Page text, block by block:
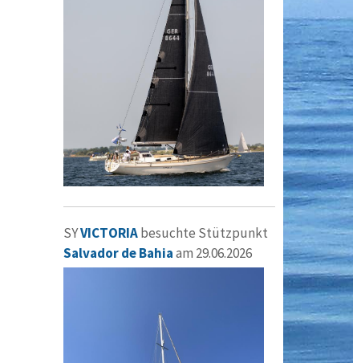
SYVICTORIAbesuchte Stützpunkt
Salvador de Bahiaam 29.06.2026